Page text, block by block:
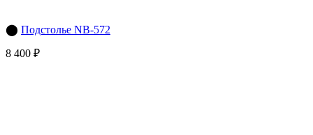
⬤ Подстолье NB-572
8 400 ₽